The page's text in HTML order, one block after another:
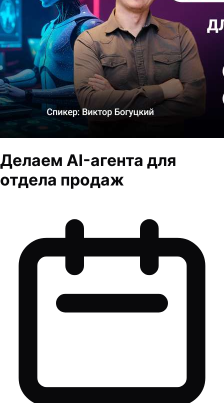
Делаем AI-агента для
отдела продаж